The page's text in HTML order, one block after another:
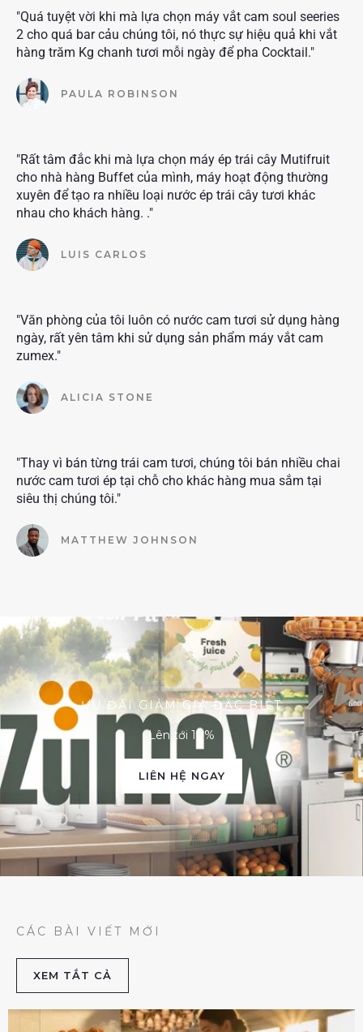
"Quá tuyệt vời khi mà lựa chọn máy vắt cam soul seeries
2 cho quá bar cảu chúng tôi, nó thực sự hiệu quả khi vắt
hàng trăm Kg chanh tươi mỗi ngày để pha Cocktail."
PAULA ROBINSON
"Rất tâm đắc khi mà lựa chọn máy ép trái cây Mutifruit
cho nhà hàng Buffet của mình, máy hoạt động thường
xuyên để tạo ra nhiều loại nước ép trái cây tươi khác
nhau cho khách hàng. ."
LUIS CARLOS
"Văn phòng của tôi luôn có nước cam tươi sử dụng hàng
ngày, rất yên tâm khi sử dụng sản phẩm máy vắt cam
zumex."
ALICIA STONE
"Thay vì bán từng trái cam tươi, chúng tôi bán nhiều chai
nước cam tươi ép tại chỗ cho khác hàng mua sắm tại
siêu thị chúng tôi."
MATTHEW JOHNSON
ƯU ĐÃI GIẢM GIÁ ĐẶC BIỆT
Lên tới 10%
LIÊN HỆ NGAY
CÁC BÀI VIẾT MỚI
XEM TẮT CẢ